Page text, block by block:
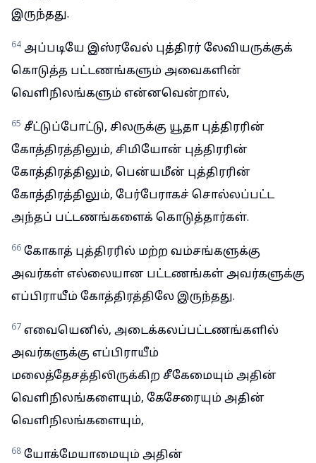
இருந்தது.
64 அப்படியே இஸ்ரவேல் புத்திரர் லேவியருக்குக்
கொடுத்த பட்டணங்களும் அவைகளின்
வெளிநிலங்களும் என்னவென்றால்,
65 சீட்டுப்போட்டு, சிலருக்கு யூதா புத்திரரின்
கோத்திரத்திலும், சிமியோன் புத்திரரின்
கோத்திரத்திலும், பென்யமீன் புத்திரரின்
கோத்திரத்திலும், பேர்பேராகச் சொல்லப்பட்ட
அந்தப் பட்டணங்களைக் கொடுத்தார்கள்.
66 கோகாத் புத்திரரில் மற்ற வம்சங்களுக்கு
அவர்கள் எல்லையான பட்டணங்கள் அவர்களுக்கு
எப்பிராயீம் கோத்திரத்திலே இருந்தது.
67 எவையெனில், அடைக்கலப்பட்டணங்களில்
அவர்களுக்கு எப்பிராயீம்
மலைத்தேசத்திலிருக்கிற சீகேமையும் அதின்
வெளிநிலங்களையும், கேசேரையும் அதின்
வெளிநிலங்களையும்,
68 யோக்மேயாமையும் அதின்